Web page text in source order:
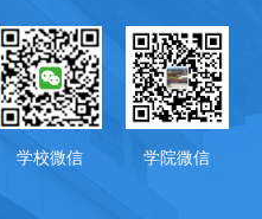
学校微信 学院微信